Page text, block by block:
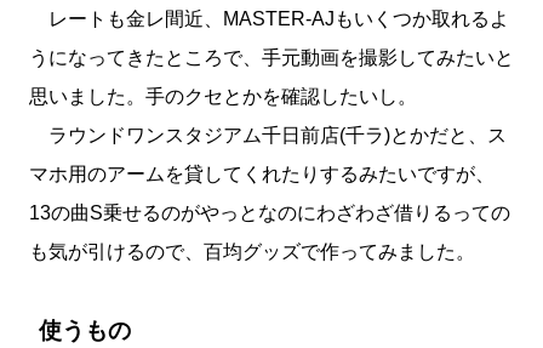
レートも金レ間近、MASTER-AJもいくつか取れるよ
うになってきたところで、手元動画を撮影してみたいと
思いました。手のクセとかを確認したいし。
ラウンドワンスタジアム千日前店(千ラ)とかだと、ス
マホ用のアームを貸してくれたりするみたいですが、
13の曲S乗せるのがやっとなのにわざわざ借りるっての
も気が引けるので、百均グッズで作ってみました。
使うもの